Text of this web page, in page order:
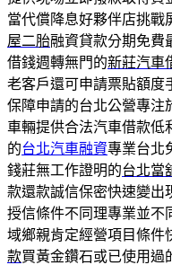
當代償降息好夥伴店挑戰
屋二胎融資貸款分期免費
借錢週轉無門的新莊汽車
老客戶還可申請票貼額度
保障申請的台北公營專注
車輛提供合法汽車借款低
的台北汽車融資專業台北
錢莊無工作證明的台北當
款還款誠信保密快速變出
授信條件不同理專業並不
域鄉親肯定經營項目條件
款買黃金鑽石或已使用過